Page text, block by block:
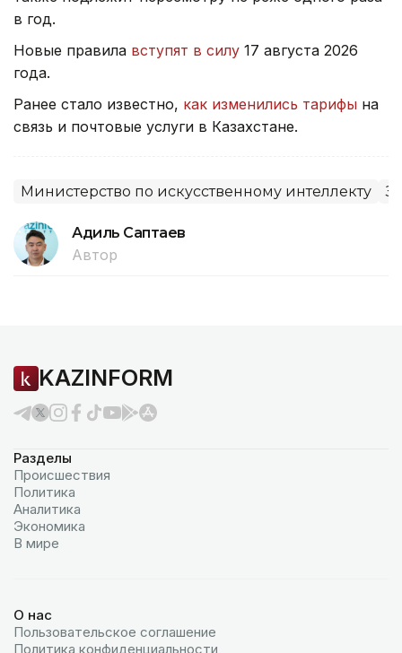
в год.
Новые правила вступят в силу 17 августа 2026
года.
Ранее стало известно, как изменились тарифы на
связь и почтовые услуги в Казахстане.
Министерство по искусственному интеллекту
Адиль Саптаев
Автор
KAZINFORM
Разделы
Происшествия
Политика
Аналитика
Экономика
В мире
О нас
Пользовательское соглашение
Политика конфиденциальности